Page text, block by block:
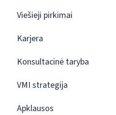
Viešieji pirkimai
Karjera
Konsultacinė taryba
VMI strategija
Apklausos